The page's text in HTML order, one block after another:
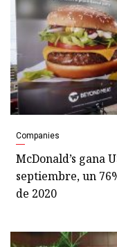
Companies
McDonald’s gana
septiembre, un
de 2020